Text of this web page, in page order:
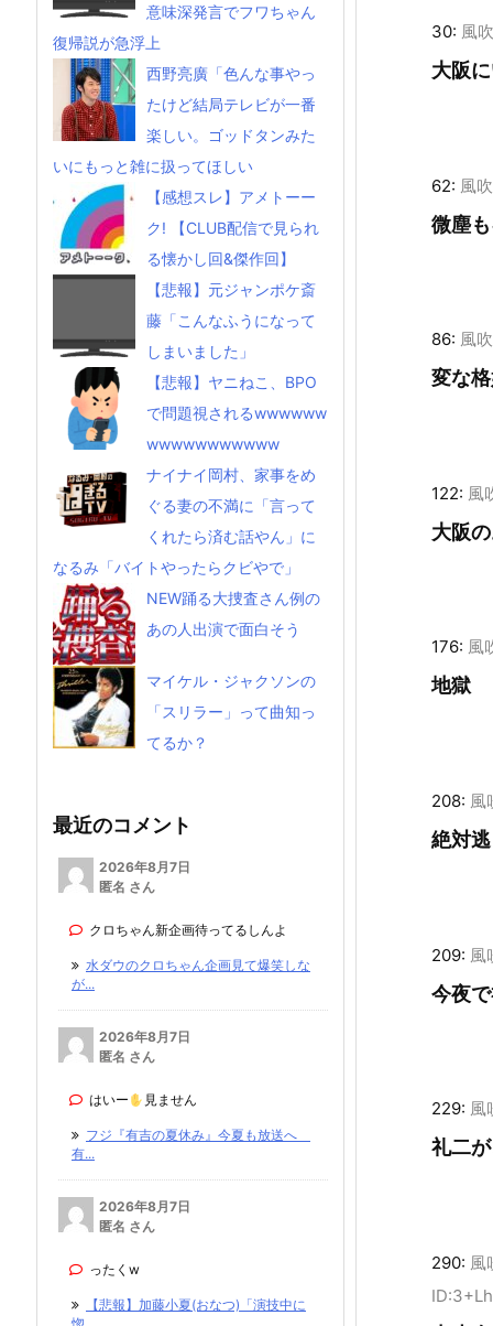
30: 風
大阪
62: 風
微塵
86: 風
変な
122: 風
大阪
176: 風
地獄
208: 風
絶対
209: 風
今夜
229: 風
礼二
290: 風
意味深発言でフワちゃん
復帰説が急浮上
西野亮廣「色んな事やっ
たけど結局テレビが一番
楽しい。ゴッドタンみた
いにもっと雑に扱ってほしい
【感想スレ】アメトーー
ク! 【CLUB配信で見られ
る懐かし回&傑作回】
【悲報】元ジャンポケ斎
藤「こんなふうになって
しまいました」
【悲報】ヤニねこ、BPO
で問題視されるwwwwww
wwwwwwwwwww
ナイナイ岡村、家事をめ
ぐる妻の不満に「言って
くれたら済む話やん」に
なるみ「バイトやったらクビやで」
NEW踊る大捜査さん例の
あの人出演で面白そう
マイケル・ジャクソンの
「スリラー」って曲知っ
てるか？
最近のコメント
2026年8月7日
匿名 さん
クロちゃん新企画待ってるしんよ
水ダウのクロちゃん企画見て爆笑しな
が...
2026年8月7日
匿名 さん
はいー 見ません
フジ『有吉の夏休み』今夏も放送へ
有...
2026年8月7日
匿名 さん
ったくw
【悲報】加藤小夏(おなつ)「演技中に